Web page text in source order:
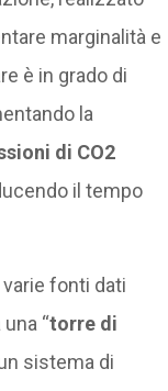
marginalità e
è in grado di
la
di CO2
il tempo
fonti dati
“torre di
sistema di